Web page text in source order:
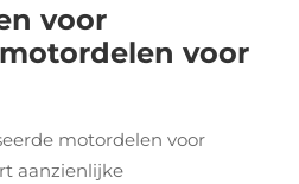
voor
voor
motordelen voor
aanzienlijke